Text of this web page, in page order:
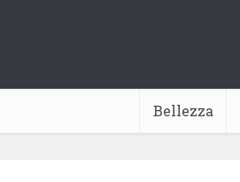
Bellezza